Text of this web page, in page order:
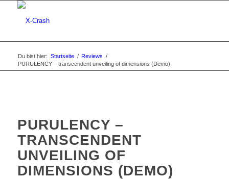
Du bist hier: Startseite / Reviews /
PURULENCY – transcendent unveiling of dimensions (Demo)
PURULENCY –
TRANSCENDENT
UNVEILING OF
DIMENSIONS (DEMO)